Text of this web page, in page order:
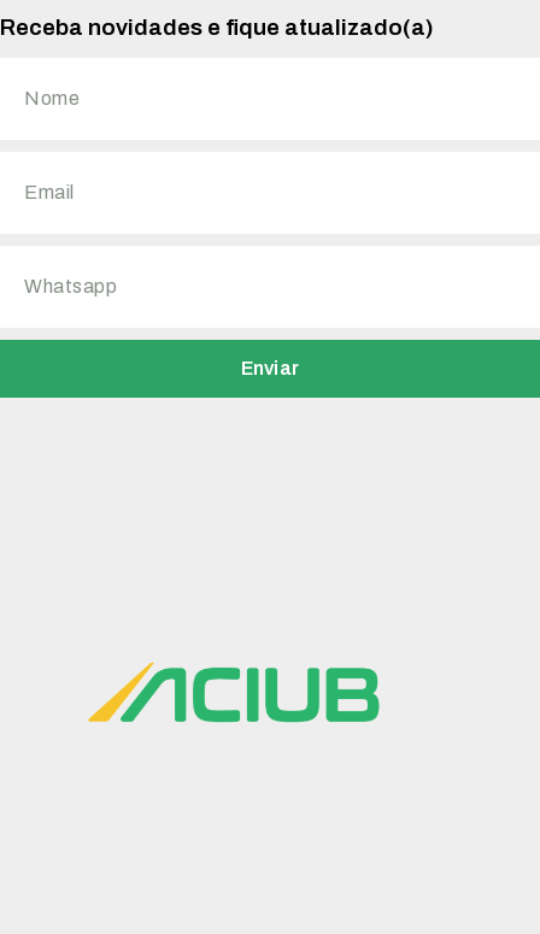
Receba novidades e fique atualizado(a)
Enviar